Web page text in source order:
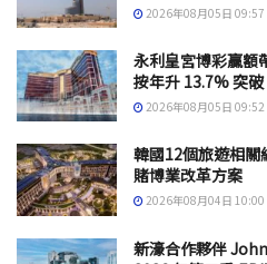
2026年08月05日 09:57
永利皇宮博彩贏額
按年升 13.7% 突
2026年08月05日 09:52
韓國12個旅遊相關
賭博業改革方案
2026年08月04日 10:00
新濠合作夥伴